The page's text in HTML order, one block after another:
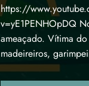
https://
v=yE1PENHOpDQ
ameaçado. Vítima
madeireiros,